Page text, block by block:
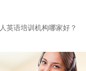
英语培训机构哪家好？